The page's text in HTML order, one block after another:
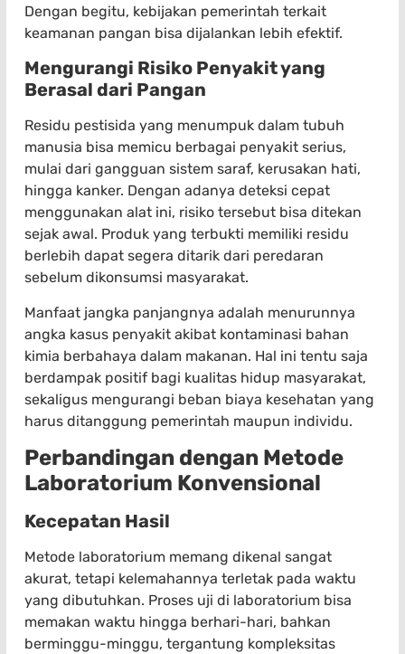
Dengan begitu, kebijakan pemerintah terkait
keamanan pangan bisa dijalankan lebih efektif.
Mengurangi Risiko Penyakit yang
Berasal dari Pangan
Residu pestisida yang menumpuk dalam tubuh
manusia bisa memicu berbagai penyakit serius,
mulai dari gangguan sistem saraf, kerusakan hati,
hingga kanker. Dengan adanya deteksi cepat
menggunakan alat ini, risiko tersebut bisa ditekan
sejak awal. Produk yang terbukti memiliki residu
berlebih dapat segera ditarik dari peredaran
sebelum dikonsumsi masyarakat.
Manfaat jangka panjangnya adalah menurunnya
angka kasus penyakit akibat kontaminasi bahan
kimia berbahaya dalam makanan. Hal ini tentu saja
berdampak positif bagi kualitas hidup masyarakat,
sekaligus mengurangi beban biaya kesehatan yang
harus ditanggung pemerintah maupun individu.
Perbandingan dengan Metode
Laboratorium Konvensional
Kecepatan Hasil
Metode laboratorium memang dikenal sangat
akurat, tetapi kelemahannya terletak pada waktu
yang dibutuhkan. Proses uji di laboratorium bisa
memakan waktu hingga berhari-hari, bahkan
berminggu-minggu, tergantung kompleksitas